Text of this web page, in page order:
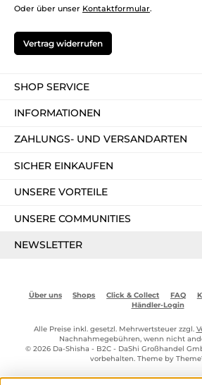
Oder über unser Kontaktformular.
Vertrag widerrufen
SHOP SERVICE
INFORMATIONEN
ZAHLUNGS- UND VERSANDARTEN
SICHER EINKAUFEN
UNSERE VORTEILE
UNSERE COMMUNITIES
NEWSLETTER
Über uns Shops Click & Collect FAQ
Händler-Login
Alle Preise inkl. gesetzl. Mehrwertsteuer zzgl.
Nachnahmegebühren, wenn nicht
© 2026 Da-Shisha - B2C - DaShi Großhandel
vorbehalten. Theme by